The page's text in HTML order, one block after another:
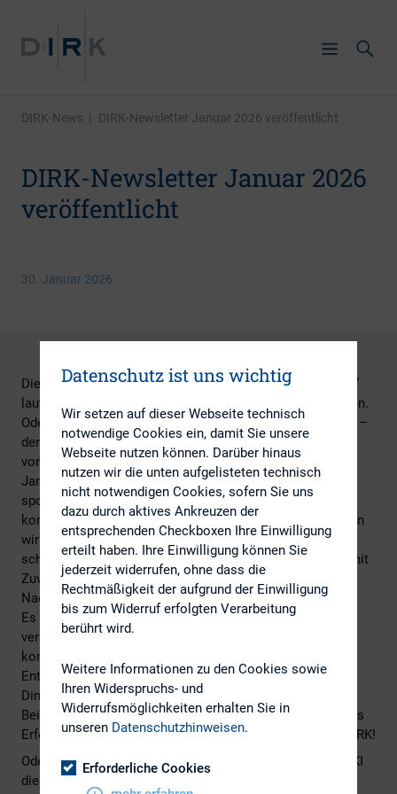
DIRK-News | DIRK-Newsletter Januar 2026 veröffentlicht
DIRK-Newsletter Januar 2026
veröffentlicht
30. Januar 2026
Die gute Nachricht für alle Absolventen des “Dry January”
lautet: Der Monat ist ‘rum, es darf wieder gepichelt werden.
Oder man belässt es dabei und bleibt weiterhin abstinent –
der Gesundheit zuliebe. Das Prinzip lässt sich jedenfalls
vortrefflich ausbauen: Wie wäre es nach dem trockenen
Januar mit einem Schoko-freien Februar? Oder einem
sportlichen März? Keine Sorge, dies sind nicht die
kommenden Mottos des DIRK-Newsletter. Dennoch haben
wir uns als guten Vorsatz eines vorgenommen: Weniger
schlechte Laune durch schlechte Nachrichten! Wir sind mit
Zuversicht ins neue Jahr gestartet, auch wenn die
Nachrichtenlage nicht eben immer rosig ist.
Es gibt so viele positive Entwicklungen, auf die der Blick
versperrt bleibt, wenn man sich immer nur auf Negatives
konzentriert. Dabei gibt es doch auch tolle neue
Entwicklungen, überzeugende Erfindungen oder einfach
Dinge, die beständig richtig gut funktionieren.
Beispielsweise der MDAX: Wer hätte gedacht, dass dieses
Erfolgsmodell erst 30 Jahre alt ist. Also jünger als der DIRK!
Oder der Einsatz von KI. Während viele noch zögern, der KI
die Beantwortung von Fragen auf der Hauptversammlung
Datenschutz ist uns wichtig
Wir setzen auf dieser Webseite technisch
notwendige Cookies ein, damit Sie unsere
Webseite nutzen können. Darüber hinaus
nutzen wir die unten aufgelisteten technisch
nicht notwendigen Cookies, sofern Sie uns
dazu durch aktives Ankreuzen der
entsprechenden Checkboxen Ihre Einwilligung
erteilt haben. Ihre Einwilligung können Sie
jederzeit widerrufen, ohne dass die
Rechtmäßigkeit der aufgrund der Einwilligung
bis zum Widerruf erfolgten Verarbeitung
berührt wird.
Weitere Informationen zu den Cookies sowie
Ihren Widerspruchs- und
Widerrufsmöglichkeiten erhalten Sie in
unseren Datenschutzhinweisen.
Erforderliche Cookies